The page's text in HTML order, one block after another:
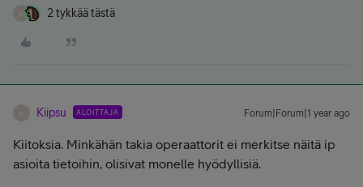
2 tykkää tästä
Kiipsu ALOITTAJA Forum|Forum|1 year ago
Kiitoksia. Minkähän takia operaattorit ei merkitse näitä ip
asioita tietoihin, olisivat monelle hyödyllisiä.